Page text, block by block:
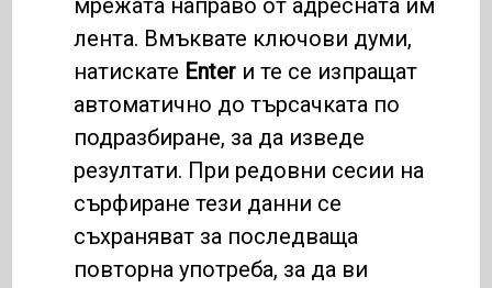
мрежата направо от адресната им
лента. Вмъквате ключови думи,
натискате Enter и те се изпращат
автоматично до търсачката по
подразбиране, за да изведе
резултати. При редовни сесии на
сърфиране тези данни се
съхраняват за последваща
повторна употреба, за да ви